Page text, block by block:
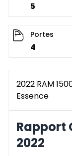
5
Portes
4
2022 RAM
Essence
Rapport
2022